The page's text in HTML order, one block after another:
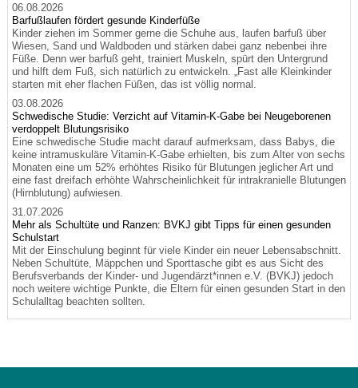
06.08.2026
Barfußlaufen fördert gesunde Kinderfüße
Kinder ziehen im Sommer gerne die Schuhe aus, laufen barfuß über
Wiesen, Sand und Waldboden und stärken dabei ganz nebenbei ihre
Füße. Denn wer barfuß geht, trainiert Muskeln, spürt den Untergrund
und hilft dem Fuß, sich natürlich zu entwickeln. „Fast alle Kleinkinder
starten mit eher flachen Füßen, das ist völlig normal.
03.08.2026
Schwedische Studie: Verzicht auf Vitamin-K-Gabe bei Neugeborenen
verdoppelt Blutungsrisiko
Eine schwedische Studie macht darauf aufmerksam, dass Babys, die
keine intramuskuläre Vitamin-K-Gabe erhielten, bis zum Alter von sechs
Monaten eine um 52% erhöhtes Risiko für Blutungen jeglicher Art und
eine fast dreifach erhöhte Wahrscheinlichkeit für intrakranielle Blutungen
(Hirnblutung) aufwiesen.
31.07.2026
Mehr als Schultüte und Ranzen: BVKJ gibt Tipps für einen gesunden
Schulstart
Mit der Einschulung beginnt für viele Kinder ein neuer Lebensabschnitt.
Neben Schultüte, Mäppchen und Sporttasche gibt es aus Sicht des
Berufsverbands der Kinder- und Jugendärzt*innen e.V. (BVKJ) jedoch
noch weitere wichtige Punkte, die Eltern für einen gesunden Start in den
Schulalltag beachten sollten.